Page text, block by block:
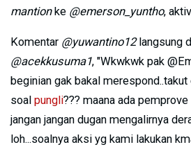
mantionke @emerson_yuntho,
Komentar @yuwantino12langsung
@acekkusuma1, "Wkwkwk pak
beginian gak bakal
soal pungli??? maana ada
jangan jangan dugan mengalirnya
loh...soalnya aksi yg kami lakukan